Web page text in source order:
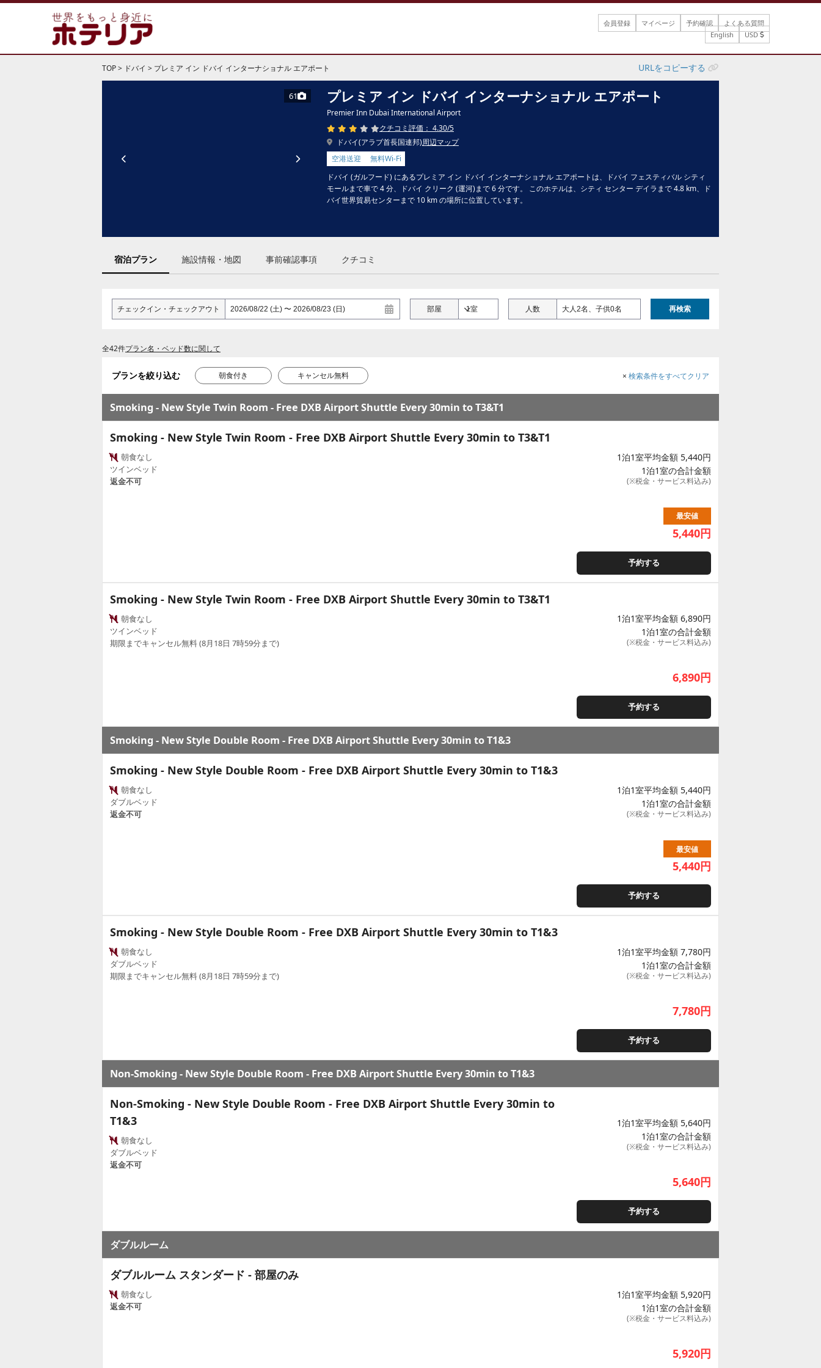
会員登録 マイページ 予約確認
よくある質問
English
USD
TOP> ドバイ > プレミア イン ドバイ インターナショナル エアポート URLをコピーする
61 プレミア イン ドバイ インターナショナル エアポート
Premier Inn Dubai International Airport
クチコミ評価： 4.30/5
ドバイ(アラブ首長国連邦)周辺マップ
空港送迎
無料Wi-Fi
ドバイ (ガルフード) にあるプレミア イン ドバイ インターナショナル エアポートは、ドバイ フェスティバル シティ
モールまで車で 4 分、ドバイ クリーク (運河)まで 6 分です。 このホテルは、シティ センター デイラまで 4.8 km、ド
バイ世界貿易センターまで 10 km の場所に位置しています。
宿泊プラン 施設情報・地図 事前確認事項 クチコミ
チェックイン ・ チェックアウト 部屋 人数 大人2名、子供0名 再検索
全42件プラン名・ベッド数に関して
プランを絞り込む 朝食付き キャンセル無料 × 検索条件をすべてクリア
Smoking - New Style Twin Room - Free DXB Airport Shuttle Every 30min to T3&T1
Smoking - New Style Twin Room - Free DXB Airport Shuttle Every 30min to T3&T1
朝食なし
ツインベッド
返金不可
1泊1室平均金額 5,440円
1泊1室の合計金額
(※税金・サービス料込み)
最安値
5,440円
予約する
Smoking - New Style Twin Room - Free DXB Airport Shuttle Every 30min to T3&T1
朝食なし
ツインベッド
期限までキャンセル無料 (8月18日 7時59分まで)
1泊1室平均金額 6,890円
1泊1室の合計金額
(※税金・サービス料込み)
6,890円
予約する
Smoking - New Style Double Room - Free DXB Airport Shuttle Every 30min to T1&3
Smoking - New Style Double Room - Free DXB Airport Shuttle Every 30min to T1&3
朝食なし
ダブルベッド
返金不可
1泊1室平均金額 5,440円
1泊1室の合計金額
(※税金・サービス料込み)
最安値
5,440円
予約する
Smoking - New Style Double Room - Free DXB Airport Shuttle Every 30min to T1&3
朝食なし
ダブルベッド
期限までキャンセル無料 (8月18日 7時59分まで)
1泊1室平均金額 7,780円
1泊1室の合計金額
(※税金・サービス料込み)
7,780円
予約する
Non-Smoking - New Style Double Room - Free DXB Airport Shuttle Every 30min to T1&3
Non-Smoking - New Style Double Room - Free DXB Airport Shuttle Every 30min to
T1&3
朝食なし
ダブルベッド
返金不可
1泊1室平均金額 5,640円
1泊1室の合計金額
(※税金・サービス料込み)
5,640円
予約する
ダブルルーム
ダブルルーム スタンダード - 部屋のみ
朝食なし
返金不可
1泊1室平均金額 5,920円
1泊1室の合計金額
(※税金・サービス料込み)
5,920円